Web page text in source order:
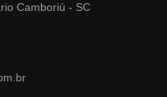
Camboriú - SC